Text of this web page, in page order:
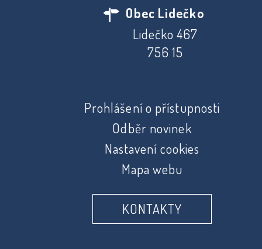
Obec Lidečko
Lidečko 467
756 15
Prohlášení o přístupnosti
Odběr novinek
Nastavení cookies
Mapa webu
KONTAKTY